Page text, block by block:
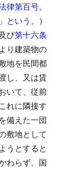
第百号。
いう。）
び第十六条
り建築物の
地を民間都
し、又は賃
いて、従前
れに隣接す
備えた一団
敷地として
うとすると
わらず、国